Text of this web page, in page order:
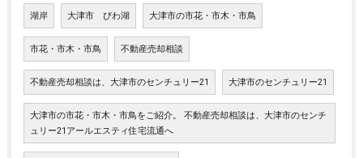
湖岸 大津市 びわ湖 大津市の市花・市木・市鳥
市花・市木・市鳥 不動産売却相談
不動産売却相談は、大津市のセンチュリー21 大津市のセンチュリー21
大津市の市花・市木・市鳥をご紹介。 不動産売却相談は、大津市のセンチ
ュリー21アールエスティ住宅流通へ